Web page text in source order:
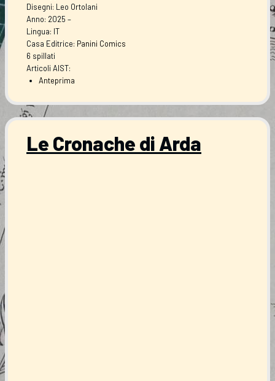
Disegni: Leo Ortolani
Anno: 2025 –
Lingua: IT
Casa Editrice: Panini Comics
6 spillati
Articoli AIST:
Anteprima
Le Cronache di Arda